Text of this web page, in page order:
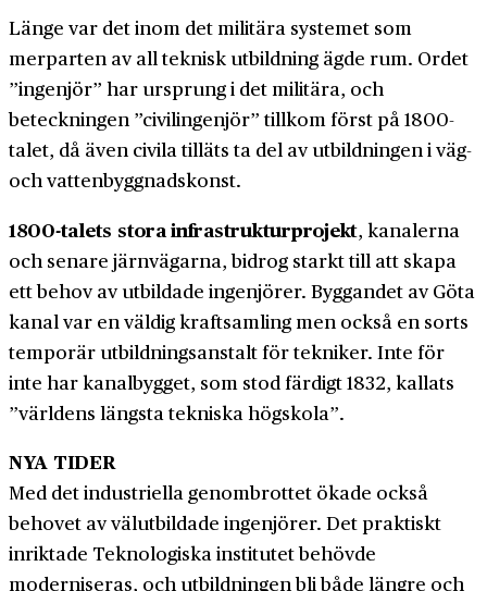
Länge var det inom det militära systemet som
merparten av all teknisk utbildning ägde rum. Ordet
”ingenjör” har ursprung i det militära, och
beteckningen ”civilingenjör” tillkom först på 1800-
talet, då även civila tilläts ta del av utbildningen i väg-
och vatten­byggnadskonst.
1800-talets stora infrastruktur­projekt, kanalerna
och senare järn­vägarna, bidrog starkt till att skapa
ett behov av utbildade ingenjörer. Byggandet av Göta
kanal var en väldig kraft­samling men också en sorts
temporär utbildnings­anstalt för tekniker. Inte för
inte har kanal­bygget, som stod färdigt 1832, kallats
”världens längsta tekniska högskola”.
NYA TIDER
Med det industriella genombrottet ökade också
behovet av välutbildade ingenjörer. Det praktiskt
inriktade Teknologiska institutet behövde
moderniseras, och utbildningen bli både längre och